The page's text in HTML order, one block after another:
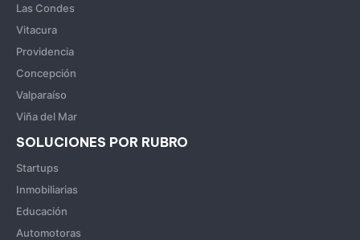
Las Condes
Vitacura
Providencia
Concepción
Valparaíso
Viña del Mar
SOLUCIONES POR RUBRO
Startups
Inmobiliarias
Educación
Automotoras